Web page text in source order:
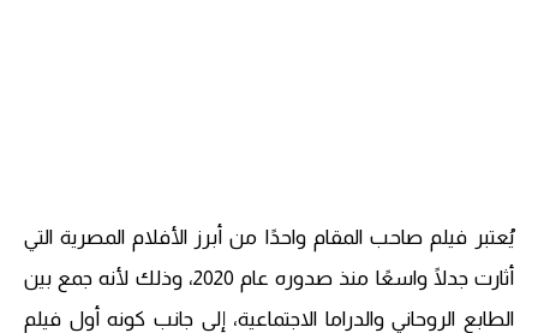
يُعتبر فيلم صاحب المقام واحدًا من أبرز الأفلام المصرية التي
أثارت جدلًا واسعًا منذ صدوره عام 2020، وذلك لأنه جمع بين
الطابع الروحاني والدراما الاجتماعية، إلى جانب كونه أول فيلم